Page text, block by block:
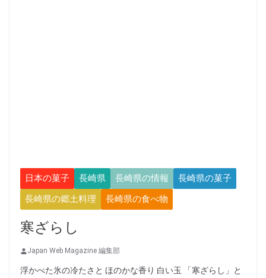
日本の菓子 長崎県 長崎県の情報
長崎県の菓子
長崎県の郷土料理
長崎県の食べ物
寒ざらし
Japan Web Magazine 編集部
浮かべた氷の冷たさと ほのかな香り 白い玉 「寒ざらし」と